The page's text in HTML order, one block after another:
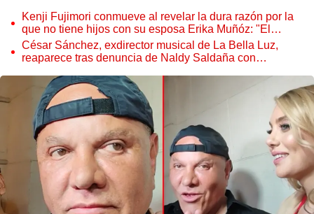
Kenji Fujimori conmueve al revelar la dura razón por la
que no tiene hijos con su esposa Erika Muñóz: "El
proceso judicial"
César Sánchez, exdirector musical de La Bella Luz,
reaparece tras denuncia de Naldy Saldaña con